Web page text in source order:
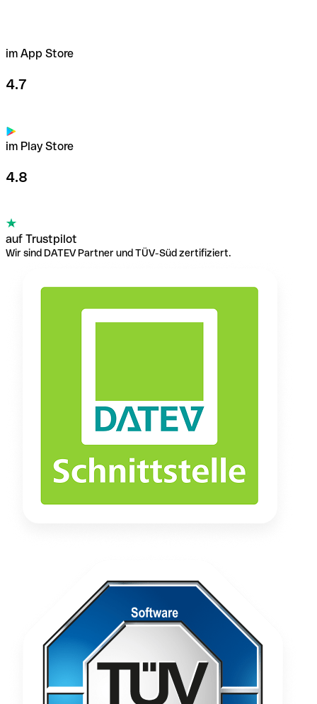
im App Store
4.7
im Play Store
4.8
auf Trustpilot
Wir sind DATEV Partner und TÜV-Süd zertifiziert.